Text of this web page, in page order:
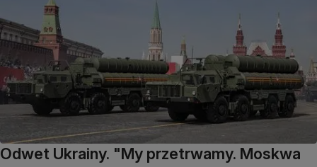
Odwet Ukrainy. "My przetrwamy. Moskwa